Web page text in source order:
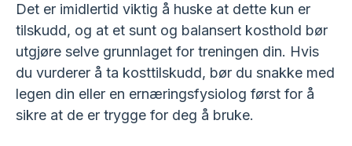
Det er imidlertid viktig å huske at dette kun er
tilskudd, og at et sunt og balansert kosthold bør
utgjøre selve grunnlaget for treningen din. Hvis
du vurderer å ta kosttilskudd, bør du snakke med
legen din eller en ernæringsfysiolog først for å
sikre at de er trygge for deg å bruke.